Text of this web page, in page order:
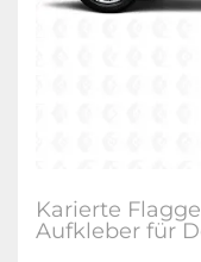
Karierte
Aufkleber für